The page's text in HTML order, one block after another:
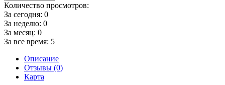
Количество просмотров:
За сегодня: 0
За неделю: 0
За месяц: 0
За все время: 5
Описание
Отзывы (0)
Карта